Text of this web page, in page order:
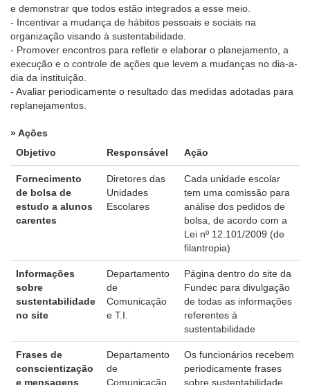
e demonstrar que todos estão integrados a esse meio.
- Incentivar a mudança de hábitos pessoais e sociais na
organização visando à sustentabilidade.
- Promover encontros para refletir e elaborar o planejamento, a
execução e o controle de ações que levem a mudanças no dia-a-
dia da instituição.
- Avaliar periodicamente o resultado das medidas adotadas para
replanejamentos.
» Ações
Objetivo
Responsável Ação
Fornecimento
de bolsa de
estudo a alunos
carentes
Diretores das
Unidades
Escolares
Cada unidade escolar
tem uma comissão para
análise dos pedidos de
bolsa, de acordo com a
Lei nº 12.101/2009 (de
filantropia)
Informações
sobre
sustentabilidade
no site
Departamento
de
Comunicação
e T.I.
Página dentro do site da
Fundec para divulgação
de todas as informações
referentes à
sustentabilidade
Frases de
conscientização
e mensagens
Departamento
de
Comunicação
Os funcionários recebem
periodicamente frases
sobre sustentabilidade